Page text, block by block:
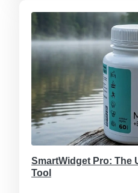
SmartWidget Pro: The
Tool